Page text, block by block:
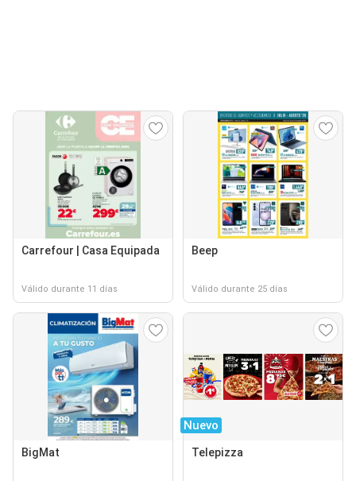
Carrefour | Casa Equipada
Válido durante 11 días
Beep
Válido durante 25 días
BigMat
Nuevo
Telepizza